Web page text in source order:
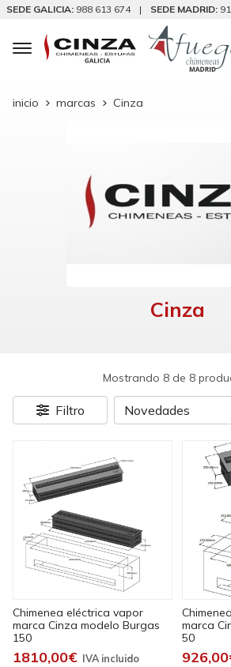
SEDE GALICIA: 988 613 674 | SEDE MADRID:
inicio marcas Cinza
Cinza
Mostrando 8 de 8
Filtro
Chimenea eléctrica vapor
marca Cinza modelo Burgas
150
1810,00€
marca
50